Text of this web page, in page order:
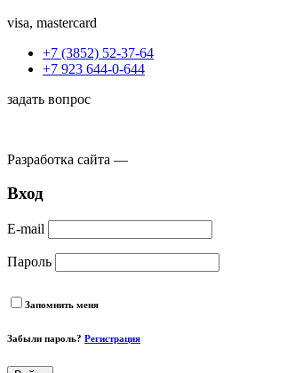
visa, mastercard
+7 (3852) 52-37-64
+7 923 644-0-644
задать вопрос
Разработка сайта —
Вход
E-mail
Пароль
Запомнить меня
Забыли пароль? Регистрация